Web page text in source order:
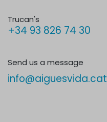
Trucan's
+34 93 826 74 30
Send us a message
info@aiguesvida.cat